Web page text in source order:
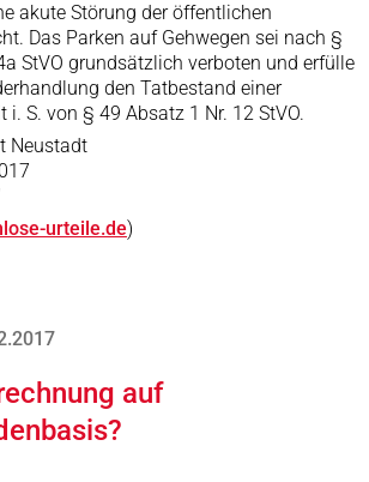
akute Störung der öffentlichen
Das Parken auf Gehwegen sei nach §
StVO grundsätzlich verboten und erfülle
den Tatbestand einer
i. S. von § 49 Absatz 1 Nr. 12 StVO.
Neustadt
urteile.de)
auf